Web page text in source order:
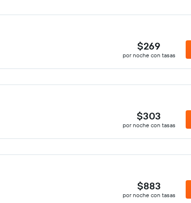
$269
por noche con tasas
$303
por noche con tasas
$883
por noche con tasas